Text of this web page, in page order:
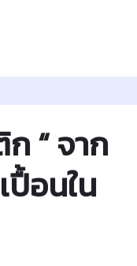
“ จาก
อนใน